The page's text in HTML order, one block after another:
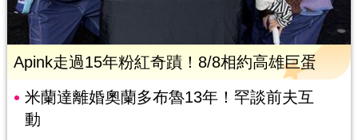
Apink走過15年粉紅奇蹟！8/8相約高雄巨蛋
米蘭達離婚奧蘭多布魯13年！罕談前夫互
動